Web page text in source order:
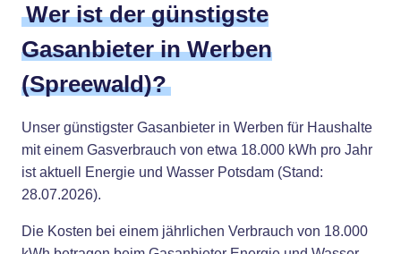
Wer ist der günstigste
Gasanbieter in Werben
(Spreewald)?
Unser günstigster Gasanbieter in Werben für Haushalte
mit einem Gasverbrauch von etwa 18.000 kWh pro Jahr
ist aktuell Energie und Wasser Potsdam (Stand:
28.07.2026).
Die Kosten bei einem jährlichen Verbrauch von 18.000